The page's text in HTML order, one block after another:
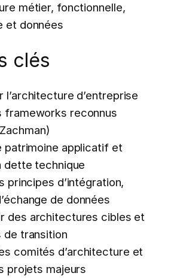
métier, fonctionnelle,
et données
clés
l’architecture d’entreprise
frameworks reconnus
patrimoine applicatif et
dette technique
principes d’intégration,
de données
des architectures cibles et
de transition
comités d’architecture et
projets majeurs